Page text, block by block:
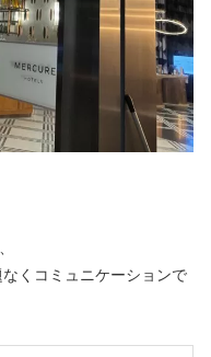
くコミュニケーションで